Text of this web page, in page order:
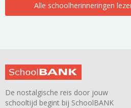
Alle schoolherinneringen
De nostalgische reis door jouw
schooltijd begint bij SchoolBANK